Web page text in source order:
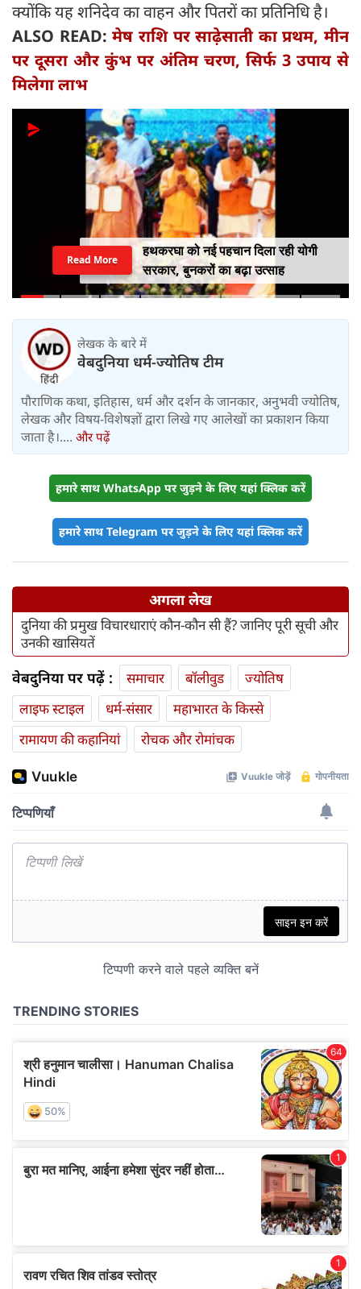
क्योंकि यह शनिदेव का वाहन और पितरों का प्रतिनिधि है।
ALSO READ:मेष राशि पर साढ़ेसाती का प्रथम, मीन
पर दूसरा और कुंभ पर अंतिम चरण, सिर्फ 3 उपाय से
मिलेगा लाभ
हथकरघा को नई पहचान दिला रही योगी
सरकार, बुनकरों का बढ़ा उत्साह
Read More
लेखक के बारे में
वेबदुनिया धर्म-ज्योतिष टीम
पौराणिक कथा, इतिहास, धर्म और दर्शन के जानकार, अनुभवी ज्योतिष,
लेखक और विषय-विशेषज्ञों द्वारा लिखे गए आलेखों का प्रकाशन किया
जाता है।.... और पढ़ें
हमारे साथ WhatsApp पर जुड़ने के लिए यहां क्लिक करें
हमारे साथ Telegram पर जुड़ने के लिए यहां क्लिक करें
अगला लेख
दुनिया की प्रमुख विचारधाराएं कौन-कौन सी हैं? जानिए पूरी सूची और
उनकी खासियतें
वेबदुनिया पर पढ़ें : समाचार बॉलीवुड
ज्योतिष
लाइफ स्‍टाइल
धर्म-संसार
महाभारत के किस्से
रामायण की कहानियां
रोचक और रोमांचक